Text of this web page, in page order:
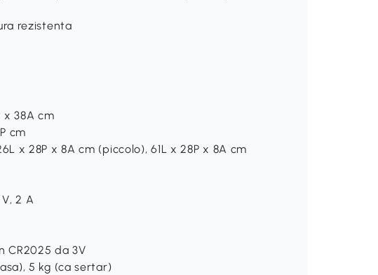
rezistenta
x 38A cm
cm
x 28P x 8A cm (piccolo), 61L x 28P x 8A cm
2 A
CR2025 da 3V
5 kg (ca sertar)